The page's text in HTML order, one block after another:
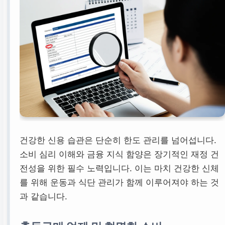
건강한 신용 습관은 단순히 한도 관리를 넘어섭니다.
소비 심리 이해와 금융 지식 함양은 장기적인 재정 건
전성을 위한 필수 노력입니다. 이는 마치 건강한 신체
를 위해 운동과 식단 관리가 함께 이루어져야 하는 것
과 같습니다.